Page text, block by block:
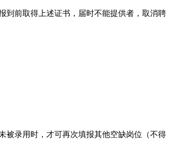
到前取得上述证书，届时不能提供者，取消聘
被录用时，才可再次填报其他空缺岗位（不得